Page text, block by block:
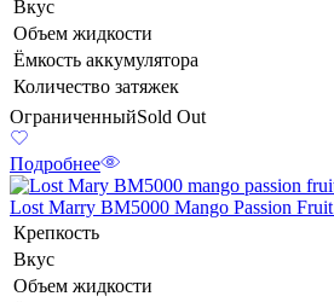
Вкус
Объем жидкости
Ёмкость аккумулятора
Количество затяжек
ОграниченныйSold Out
Подробнее
Lost Marry BM5000 Mango Passion Fruit
Крепкость
Вкус
Объем жидкости